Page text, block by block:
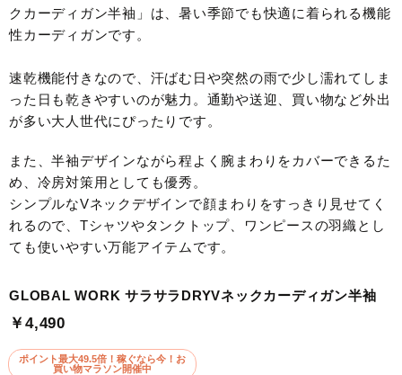
クカーディガン半袖」は、暑い季節でも快適に着られる機能
性カーディガンです。
速乾機能付きなので、汗ばむ日や突然の雨で少し濡れてしま
った日も乾きやすいのが魅力。通勤や送迎、買い物など外出
が多い大人世代にぴったりです。
また、半袖デザインながら程よく腕まわりをカバーできるた
め、冷房対策用としても優秀。
シンプルなVネックデザインで顔まわりをすっきり見せてく
れるので、Tシャツやタンクトップ、ワンピースの羽織とし
ても使いやすい万能アイテムです。
GLOBAL WORK サラサラDRYVネックカーディガン半袖
￥4,490
ポイント最大49.5倍！稼ぐなら今！お
買い物マラソン開催中